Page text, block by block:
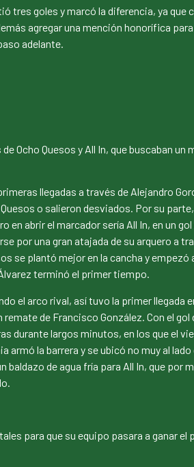
tres goles y marcó la diferencia, ya
agregar una mención honorífica
adelante.
Ocho Quesos y All In, que buscaban
llegadas a través de Alejandro
o salieron desviados. Por su
abrir el marcador sería All In, en un
por una gran atajada de su arquero a
se plantó mejor en la cancha y
terminó el primer tiempo.
el arco rival, así tuvo la primer llegada
de Francisco González. Con el
durante largos minutos, en los que el
armó la barrera y se ubicó no muy al
baldazo de agua fría para All In, que
para que su equipo pasara a ganar